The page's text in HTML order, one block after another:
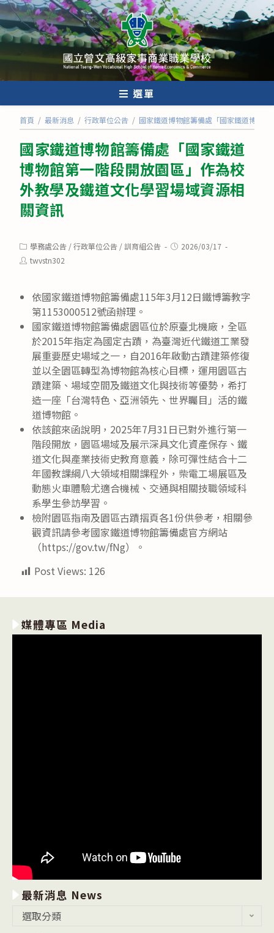
跳
轉
至
內
選單
首頁 / 最新消息 / 行政單位公告 / 國家鐵道博物館籌備處「國家鐵道博物
國家鐵道博物館籌備處「國家鐵道
博物館第一階段開放園區」作為校
外教學及鐵道文化學習場域資源相
關資訊
Post
category:
學務處公告 /行政單位公告 /訓育組公告
Post2026/03/17
Posttwvstn302
依國家鐵道博物館籌備處115年3月12日鐵博籌教字
第1153000512號函辦理。
國家鐵道博物館籌備處園區位於原臺北機廠，全區
於2015年指定為國定古蹟，為臺灣近代鐵道工業發
展重要歷史場域之一，自2016年啟動古蹟建築修復
並以全園區轉型為博物館為核心目標，運用園區古
蹟建築、場域空間及鐵道文化與技術等優勢，希打
造一座「台灣特色、亞洲領先、世界矚目」活的鐵
道博物館。
依該館來函說明，2025年7月31日已對外進行第一
階段開放，園區場域及展示深具文化資產保存、鐵
道文化與產業技術史教育意義，除可彈性結合十二
年國教課綱八大領域相關課程外，柴電工場展區及
動態火車體驗尤適合機械、交通與相關技職領域科
系學生參訪學習。
檢附園區指南及園區古蹟摺頁各1份供參考，相關參
觀資訊請參考國家鐵道博物館籌備處官方網站
（https://gov.tw/fNg）。
Post Views: 126
媒體專區 Media
最新消息 News
選取分類